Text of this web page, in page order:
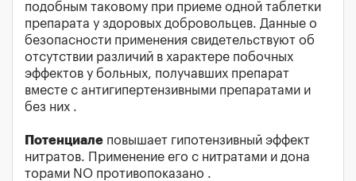
подобным таковому при приеме одной таблетки
препарата у здоровых добровольцев. Данные о
безопасности применения свидетельствуют об
отсутствии различий в характере побочных
эффектов у больных, получавших препарат
вместе с антигипертензивными препаратами и
без них .
Потенциале повышает гипотензивный эффект
нитратов. Применение его с нитратами и дона
торами NО противопоказано .